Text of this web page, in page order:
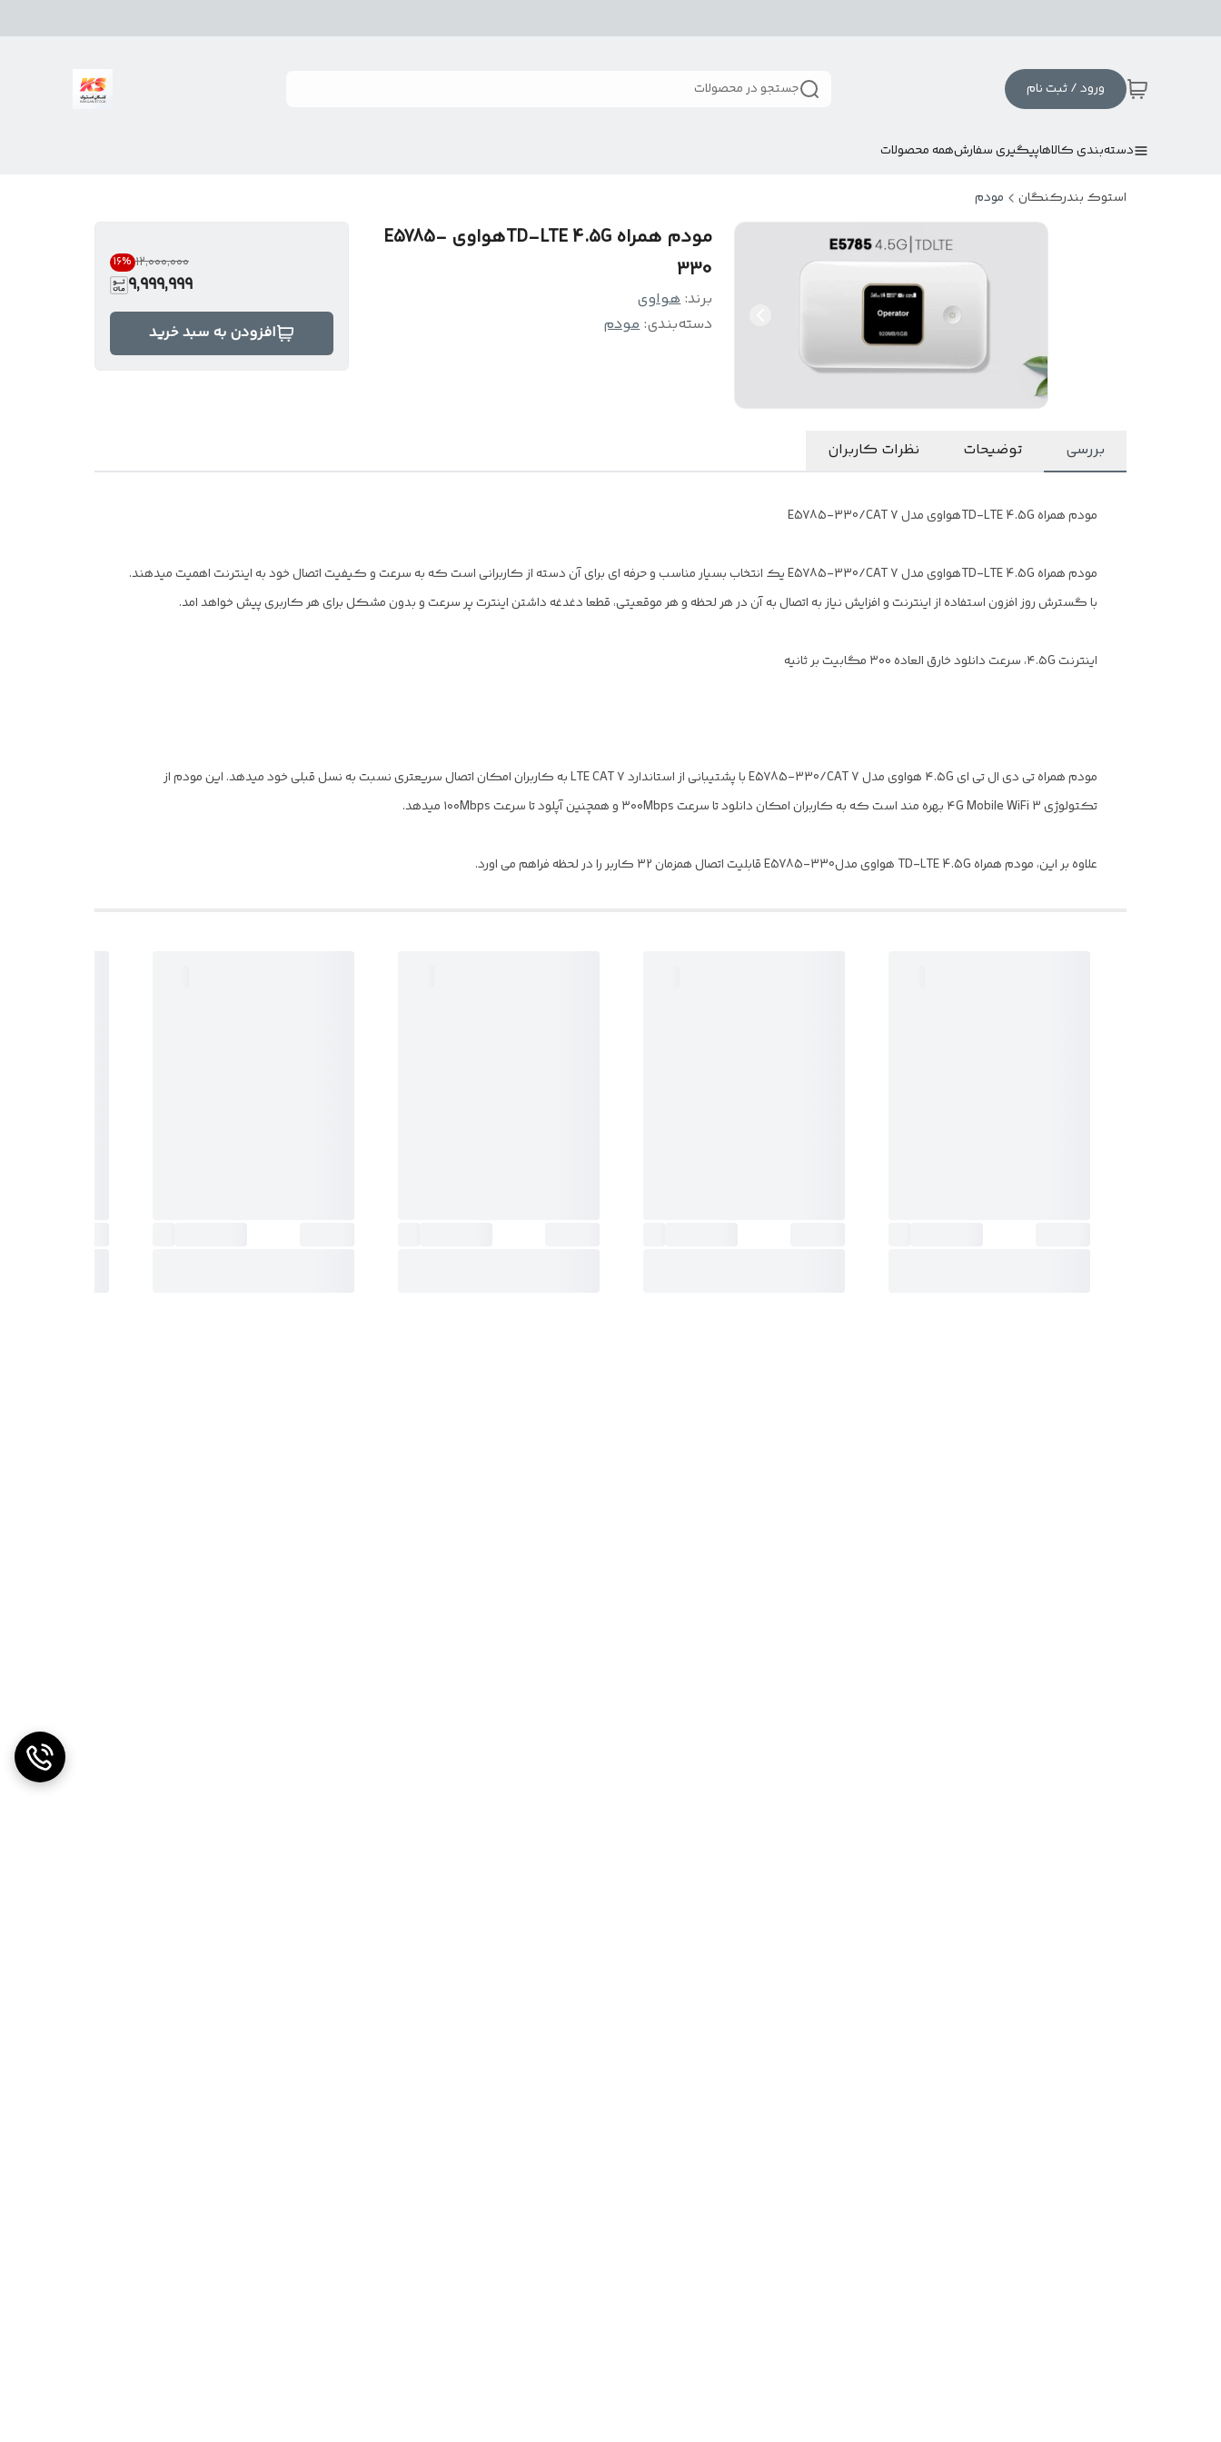
ورود / ثبت نام جستجو در محصولات
دسته‌بندی کالاهاپیگیری سفارشهمه محصولات
استوک بندرکنگان مودم
مودم همراه TD-LTE 4.5Gهواوی E5785-
330
برند:هواوی
دسته‌بندی:مودم
۱۲٬۰۰۰٬۰۰۰ 16%
9,999,999
افزودن به سبد خرید
بررسی توضیحات نظرات کاربران
مودم همراه TD-LTE 4.5Gهواوی مدل E5785-330/CAT 7
مودم همراه TD-LTE 4.5Gهواوی مدل E5785-330/CAT 7 یک انتخاب بسیار مناسب و حرفه ای برای آن دسته از کاربرانی است که به سرعت و کیفیت اتصال خود به اینترنت اهمیت میدهند.
با گسترش روز افزون استفاده از اینترنت و افزایش نیاز به اتصال به آن در هر لحظه و هر موقعیتی، قطعا دغدغه داشتن اینترت پر سرعت و بدون مشکل برای هر کاربری پیش خواهد امد.
اینترنت ۴.۵G، سرعت دانلود خارق العاده ۳۰۰ مگابیت بر ثانیه
مودم همراه تی دی ال تی ای ۴.۵G هواوی مدل E5785-330/CAT 7 با پشتیبانی از استاندارد LTE CAT 7 به کاربران امکان اتصال سریعتری نسبت به نسل قبلی خود میدهد. این مودم از
تکتولوژی ۴G Mobile WiFi 3 بهره مند است که به کاربران امکان دانلود تا سرعت ۳۰۰Mbps و همچنین آپلود تا سرعت ۱۰۰Mbps میدهد.
علاوه بر این، مودم همراه TD-LTE 4.5G هواوی مدلE5785-330 قابلیت اتصال همزمان ۳۲ کاربر را در لحظه فراهم می اورد.